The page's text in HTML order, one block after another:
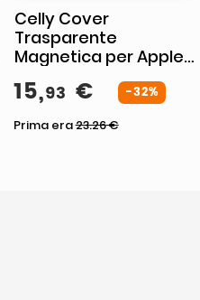
Celly Cover
Trasparente
Magnetica per Apple
15,93 € -32%
Prima era23.26€